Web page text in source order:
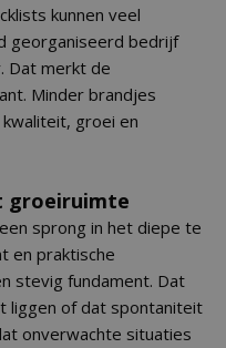
kunnen veel
georganiseerd bedrijf
Dat merkt de
Minder brandjes
groei en
groeiruimte
sprong in het diepe te
en praktische
stevig fundament. Dat
liggen of dat spontaniteit
onverwachte situaties